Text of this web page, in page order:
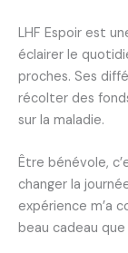
LHF Espoir est
éclairer le
proches. Ses
récolter des
sur la maladie.
Être bénévole,
changer la
expérience m’a
beau cadeau que